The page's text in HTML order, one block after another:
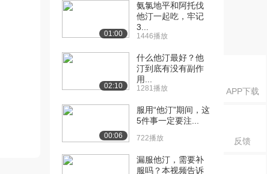
APP下载
反馈
01:00
氨氯地平和阿托伐
他汀一起吃，牢记
3...
1446播放
02:10
什么他汀最好？他
汀到底有没有副作
用...
1281播放
00:06
服用“他汀”期间，这
5件事一定要注...
722播放
漏服他汀，需要补
服吗？本视频告诉